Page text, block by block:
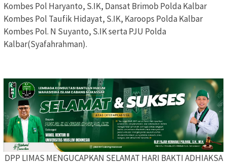
Kombes Pol Haryanto, S.IK, Dansat Brimob Polda Kalbar
Kombes Pol Taufik Hidayat, S.IK, Karoops Polda Kalbar
Kombes Pol. N Suyanto, S.IK serta PJU Polda
Kalbar(Syafahrahman).
DPP LIMAS MENGUCAPKAN SELAMAT HARI BAKTI ADHIAKSA